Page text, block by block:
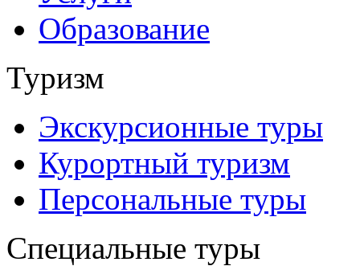
Образование
Туризм
Экскурсионные туры
Курортный туризм
Персональные туры
Специальные туры